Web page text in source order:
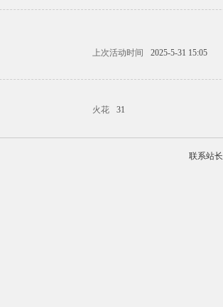
上次活动时间 2025-5-31 15:05
火花 31
联系站长